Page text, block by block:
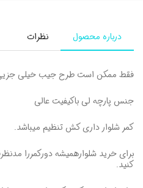
درباره محصول نظرات
فقط ممکن است طرح جیب خیلی جزیی
جنس پارچه لی باکیفیت عالی
کمر شلوار داری کش تنظیم میباشد.
برای خرید شلوارهمیشه دورکمررا
کنید.